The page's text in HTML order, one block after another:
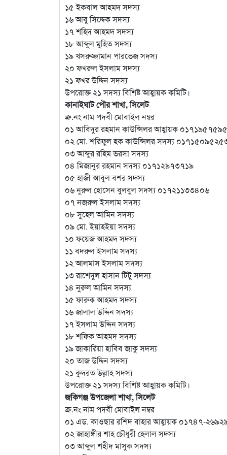
১৫ ইকবাল আহমদ সদস্য
১৬ আবু সিদ্দেক সদস্য
১৭ শহিদ আহমদ সদস্য
১৮ আব্দুল মুহিত সদস্য
১৯ খসরুজ্জামান পারভেজ সদস্য
২০ ফখরুল ইসলাম সদস্য
২১ ফখর উদ্দিন সদস্য
উপরোক্ত ২১ সদস্য বিশিষ্ট আহ্বায়ক কমিটি।
কানাইঘাট পৌর শাখা, সিলেট
ক্র.নং নাম পদবী মোবাইল নম্বর
০১ আবিদুর রহমান কাউন্সিলর আহ্বায়ক
০২ মো. শরিফুল হক কাউন্সিলর সদস্য
০৩ আব্দুর রহিম ভরসা সদস্য
০৪ মিজানুর রহমান সদস্য ০১৭১২৯৭৩৭১৯
০৫ হাজী আবুল বশর সদস্য
০৬ নুরুল হোসেন বুলবুল সদস্য ০১৭২১১৩৩৪০৬
০৭ নজরুল ইসলাম সদস্য
০৮ সুহেল আমিন সদস্য
০৯ মো. ইয়াহইয়া সদস্য
১০ ফয়েজ আহমদ সদস্য
১১ বদরুল ইসলাম সদস্য
১২ আলমাস ইসলাম সদস্য
১৩ রাশেদুল হাসান টিটু সদস্য
১৪ নুরুল আমিন সদস্য
১৫ ফারুক আহমদ সদস্য
১৬ জালাল উদ্দিন সদস্য
১৭ ইসলাম উদ্দিন সদস্য
১৮ শফিক আহমদ সদস্য
১৯ জাকারিয়া হাবিব জাকু সদস্য
২০ তাজ উদ্দিন সদস্য
২১ কুদরত উল্লাহ সদস্য
উপরোক্ত ২১ সদস্য বিশিষ্ট আহ্বায়ক কমিটি।
জকিগঞ্জ উপজেলা শাখা, সিলেট
ক্র.নং নাম পদবী মোবাইল নম্বর
০১ এড. কাওছার রশিদ বাহার আহ্বায়ক ০১৭৪৭-
০২ জাহাঙ্গীর শাহ চৌধুরী হেলাল সদস্য
০৩ আব্দুল শহীদ মাসুক সদস্য